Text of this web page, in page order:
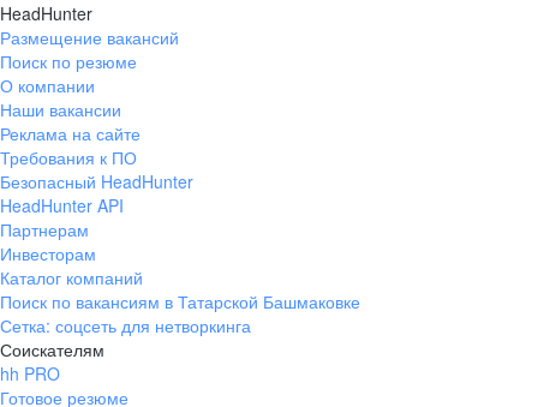
HeadHunter
Размещение вакансий
Поиск по резюме
О компании
Наши вакансии
Реклама на сайте
Требования к ПО
Безопасный HeadHunter
HeadHunter API
Партнерам
Инвесторам
Каталог компаний
Поиск по вакансиям в Татарской Башмаковке
Сетка: соцсеть для нетворкинга
Соискателям
hh PRO
Готовое резюме